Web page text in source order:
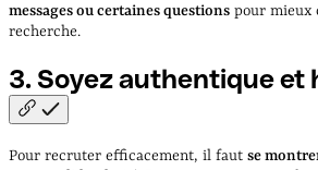
messages ou certaines questions pour mieux
recherche.
3. Soyez authentique et
Pour recruter efficacement, il faut se